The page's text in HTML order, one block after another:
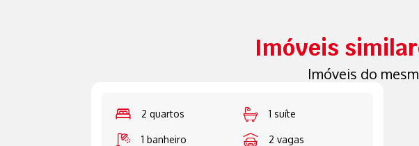
Imóveis
Imóveis do
2 quartos 1 suíte
1 banheiro 2 vagas